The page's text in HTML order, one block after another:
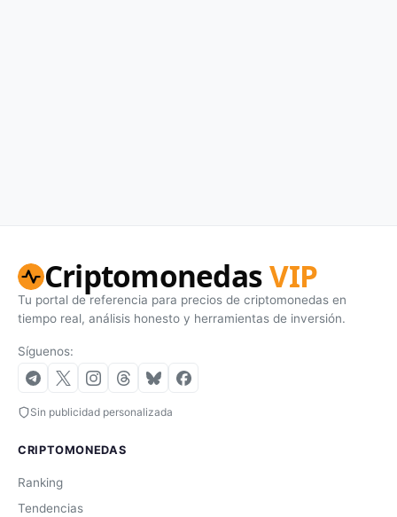
CriptomonedasVIP
Tu portal de referencia para precios de criptomonedas en
tiempo real, análisis honesto y herramientas de inversión.
Síguenos:
Sin publicidad personalizada
CRIPTOMONEDAS
Ranking
Tendencias